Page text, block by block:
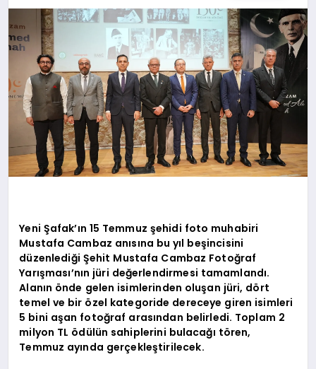
Yeni Şafak’ın 15 Temmuz şehidi foto muhabiri
Mustafa Cambaz anısına bu yıl beşincisini
düzenlediği Şehit Mustafa Cambaz Fotoğraf
Yarışması’nın jüri değerlendirmesi tamamlandı.
Alanın önde gelen isimlerinden oluşan jüri, dört
temel ve bir özel kategoride dereceye giren isimleri
5 bini aşan fotoğraf arasından belirledi. Toplam 2
milyon TL ödülün sahiplerini bulacağı tören,
Temmuz ayında gerçekleştirilecek.